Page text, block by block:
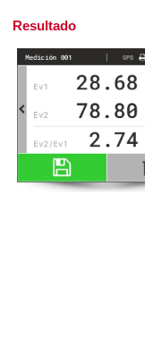
Resultado